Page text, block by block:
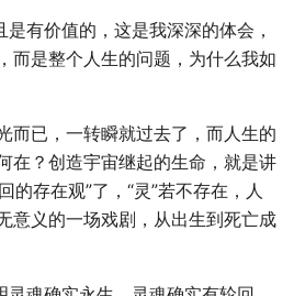
是有价值的，这是我深深的体会，
而是整个人生的问题，为什么我如
而已，一转瞬就过去了，而人生的
在？创造宇宙继起的生命，就是讲
的存在观”了，“灵”若不存在，人
意义的一场戏剧，从出生到死亡成